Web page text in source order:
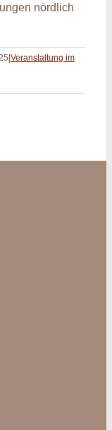
nördlich
|Veranstaltung im